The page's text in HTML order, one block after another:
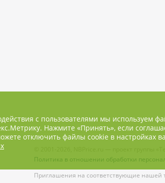
Политика в отношении обработки
Приглашения на соответствующие нашей
с пользователями мы используем
Нажмите «Принять», если
отключить файлы cookie в настройках